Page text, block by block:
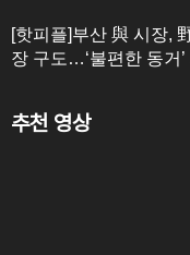
[핫피플]부산 與 시장,
장 구도…‘불편한 동거’
추천 영상